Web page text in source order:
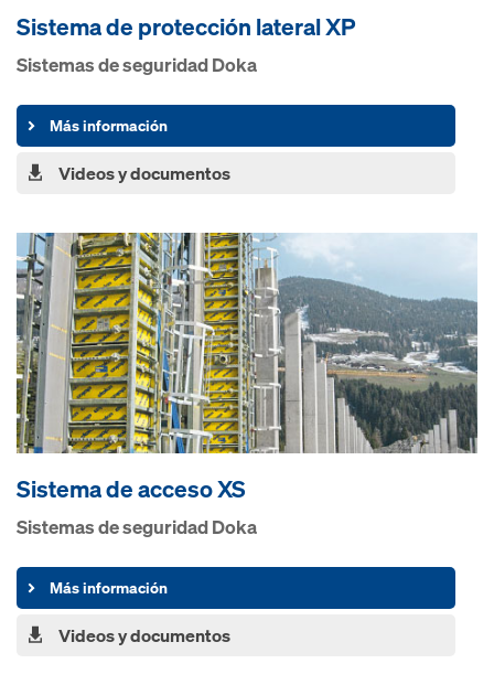
Sistema de protección lateral XP
Sistemas de seguridad Doka
Más información
Videos y documentos
Sistema de acceso XS
Sistemas de seguridad Doka
Más información
Videos y documentos